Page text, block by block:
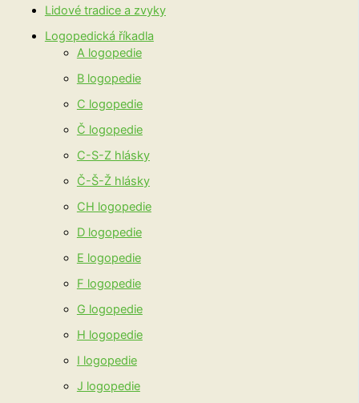
Lidové tradice a zvyky
Logopedická říkadla
A logopedie
B logopedie
C logopedie
Č logopedie
C-S-Z hlásky
Č-Š-Ž hlásky
CH logopedie
D logopedie
E logopedie
F logopedie
G logopedie
H logopedie
I logopedie
J logopedie